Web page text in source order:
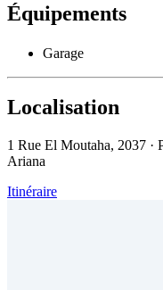
Équipements
Garage
Localisation
1 Rue El Moutaha, 2037 ·
Ariana
Itinéraire